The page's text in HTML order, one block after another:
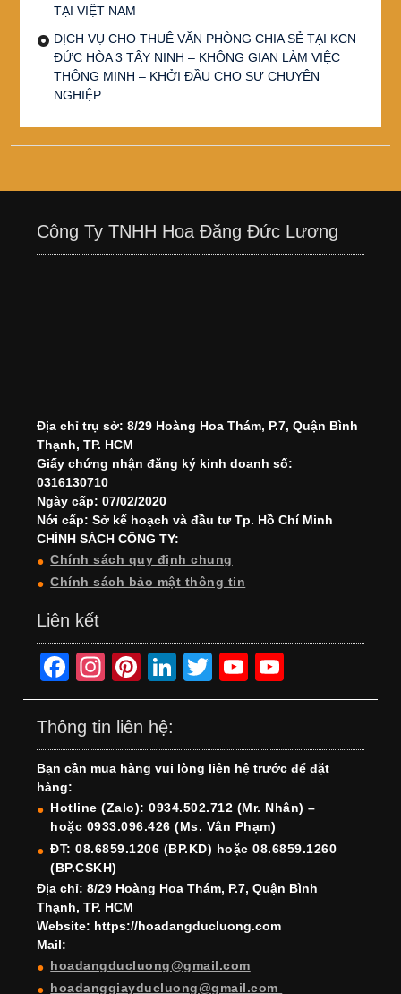
TẠI VIỆT NAM
DỊCH VỤ CHO THUÊ VĂN PHÒNG CHIA SẺ TẠI KCN
ĐỨC HÒA 3 TÂY NINH – KHÔNG GIAN LÀM VIỆC
THÔNG MINH – KHỞI ĐẦU CHO SỰ CHUYÊN
NGHIỆP
Công Ty TNHH Hoa Đăng Đức Lương
Địa chỉ trụ sở: 8/29 Hoàng Hoa Thám, P.7, Quận Bình
Thạnh, TP. HCM
Giấy chứng nhận đăng ký kinh doanh số:
0316130710
Ngày cấp: 07/02/2020
Nới cấp: Sở kế hoạch và đầu tư Tp. Hồ Chí Minh
CHÍNH SÁCH CÔNG TY:
Chính sách quy định chung
Chính sách bảo mật thông tin
Liên kết
F
a
c
e
b
o
o
k
In
st
a
gr
a
m
Pi
nt
er
e
st
Li
n
e
dI
n
T
wi
er
Y
o
T
u
b
e
o
T
u
b
e
h
Thông tin liên hệ:
Bạn cần mua hàng vui lòng liên hệ trước để đặt
hàng:
Hotline (Zalo): 0934.502.712 (Mr. Nhân) –
hoặc 0933.096.426 (Ms. Vân Phạm)
ĐT: 08.6859.1206 (BP.KD) hoặc 08.6859.1260
(BP.CSKH)
Địa chỉ: 8/29 Hoàng Hoa Thám, P.7, Quận Bình
Thạnh, TP. HCM
Website: https://hoadangducluong.com
Mail:
hoadangducluong@gmail.com
hoadanggiayducluong@gmail.com